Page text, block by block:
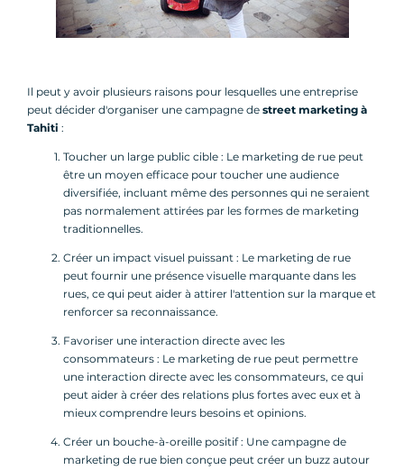
Il peut y avoir plusieurs raisons pour lesquelles une entreprise
peut décider d'organiser une campagne de street marketing à
Tahiti :
Toucher un large public cible : Le marketing de rue peut
être un moyen efficace pour toucher une audience
diversifiée, incluant même des personnes qui ne seraient
pas normalement attirées par les formes de marketing
traditionnelles.
Créer un impact visuel puissant : Le marketing de rue
peut fournir une présence visuelle marquante dans les
rues, ce qui peut aider à attirer l'attention sur la marque et
renforcer sa reconnaissance.
Favoriser une interaction directe avec les
consommateurs : Le marketing de rue peut permettre
une interaction directe avec les consommateurs, ce qui
peut aider à créer des relations plus fortes avec eux et à
mieux comprendre leurs besoins et opinions.
Créer un bouche-à-oreille positif : Une campagne de
marketing de rue bien conçue peut créer un buzz autour